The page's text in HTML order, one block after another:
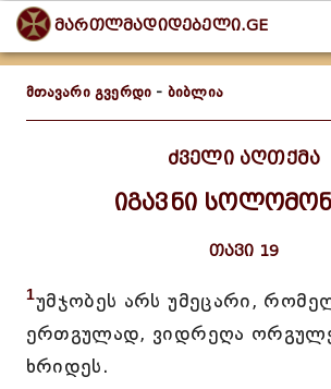
მართლმადიდებელი.GE
მთავარი გვერდი - ბიბლია
ძველი აღთქმა
იგავნი
თავი 19
1უმჯობეს არს უმეცარი,
ერთგულად, ვიდრეღა
ხრიდეს.